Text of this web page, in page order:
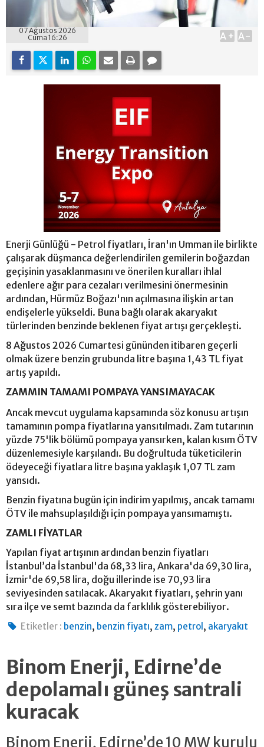
07 Ağustos 2026
Cuma 16:26
A+ A-
Enerji Günlüğü - Petrol fiyatları, İran'ın Umman ile birlikte
çalışarak düşmanca değerlendirilen gemilerin boğazdan
geçişinin yasaklanmasını ve önerilen kuralları ihlal
edenlere ağır para cezaları verilmesini önermesinin
ardından, Hürmüz Boğazı'nın açılmasına ilişkin artan
endişelerle yükseldi. Buna bağlı olarak akaryakıt
türlerinden benzinde beklenen fiyat artışı gerçekleşti.
8 Ağustos 2026 Cumartesi gününden itibaren geçerli
olmak üzere benzin grubunda litre başına 1,43 TL fiyat
artış yapıldı.
ZAMMIN TAMAMI POMPAYA YANSIMAYACAK
Ancak mevcut uygulama kapsamında söz konusu artışın
tamamının pompa fiyatlarına yansıtılmadı. Zam tutarının
yüzde 75'lik bölümü pompaya yansırken, kalan kısım ÖTV
düzenlemesiyle karşılandı. Bu doğrultuda tüketicilerin
ödeyeceği fiyatlara litre başına yaklaşık 1,07 TL zam
yansıdı.
Benzin fiyatına bugün için indirim yapılmış, ancak tamamı
ÖTV ile mahsuplaşıldığı için pompaya yansımamıştı.
ZAMLI FİYATLAR
Yapılan fiyat artışının ardından benzin fiyatları
İstanbul’da İstanbul'da 68,33 lira, Ankara'da 69,30 lira,
İzmir'de 69,58 lira, doğu illerinde ise 70,93 lira
seviyesinden satılacak. Akaryakıt fiyatları, şehrin yanı
sıra ilçe ve semt bazında da farklılık gösterebiliyor.
Etiketler : benzin, benzin fiyatı, zam, petrol , akaryakıt
Binom Enerji, Edirne’de
depolamalı güneş santrali
kuracak
Binom Enerji, Edirne’de 10 MW kurulu